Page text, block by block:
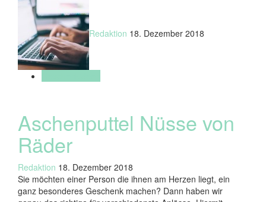
Redaktion 18. Dezember 2018
Aschenputtel Nüsse von
Räder
Redaktion 18. Dezember 2018
Sie möchten einer Person die ihnen am Herzen liegt, ein
ganz besonderes Geschenk machen? Dann haben wir